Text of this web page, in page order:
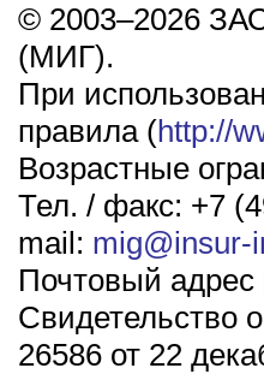
© 2003–2026
(МИГ).
При
правила (http://
Возрастные
Тел. / факс: +7
mail: mig@insur-
Почтовый адрес
Свидетельство
26586 от 22